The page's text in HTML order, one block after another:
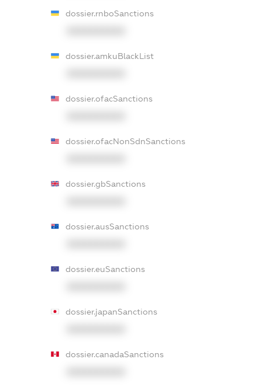
dossier.rnboSanctions
dossier.amkuBlackList
dossier.ofacSanctions
dossier.ofacNonSdnSanctions
dossier.gbSanctions
dossier.ausSanctions
dossier.euSanctions
dossier.japanSanctions
dossier.canadaSanctions